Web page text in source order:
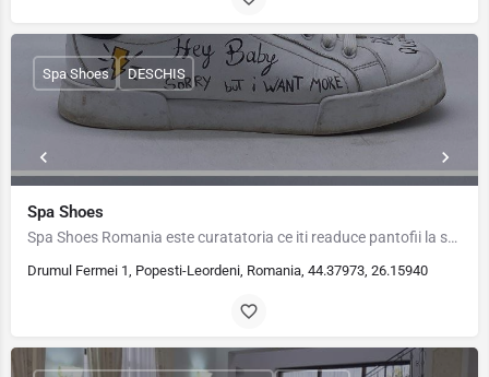
Spa Shoes
Spa Shoes Romania este curatatoria ce iti readuce pantofii la superlativ! Fie ca vorbim de adidasi sau de…
Drumul Fermei 1, Popesti-Leordeni, Romania, 44.37973, 26.15940
Spa Shoes DESCHIS